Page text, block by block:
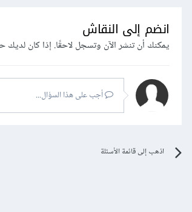
انضم إلى النقاش
يمكنك أن تنشر الآن وتسجل لاحقًا. إذا كان لديك
أجب على هذا السؤال...
اذهب إلى قائمة الأسئلة